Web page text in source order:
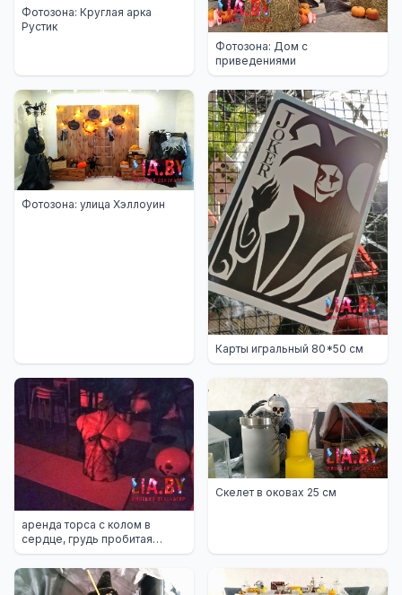
Фотозона: Круглая арка
Рустик
Фотозона: Дом с
приведениями
Фотозона: улица Хэллоуин
Карты игральный 80*50 см
аренда торса с колом в
сердце, грудь пробитая
деревянным колом в Минске
Скелет в оковах 25 см